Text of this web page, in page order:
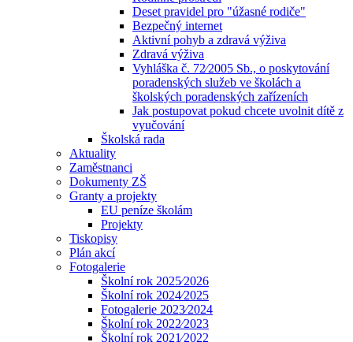
Deset pravidel pro "úžasné rodiče"
Bezpečný internet
Aktivní pohyb a zdravá výživa
Zdravá výživa
Vyhláška č. 72⁄2005 Sb., o poskytování
poradenských služeb ve školách a
školských poradenských zařízeních
Jak postupovat pokud chcete uvolnit dítě z
vyučování
Školská rada
Aktuality
Zaměstnanci
Dokumenty ZŠ
Granty a projekty
EU peníze školám
Projekty
Tiskopisy
Plán akcí
Fotogalerie
Školní rok 2025⁄2026
Školní rok 2024⁄2025
Fotogalerie 2023⁄2024
Školní rok 2022⁄2023
Školní rok 2021⁄2022